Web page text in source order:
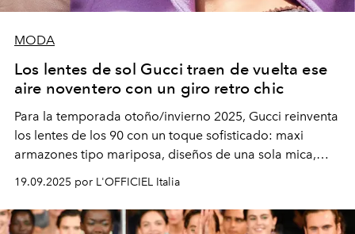
MODA
Los lentes de sol Gucci traen de vuelta ese
aire noventero con un giro retro chic
Para la temporada otoño/invierno 2025, Gucci reinventa
los lentes de los 90 con un toque sofisticado: maxi
armazones tipo mariposa, diseños de una sola mica,
modelos metálicos ovalados con vibra vintage y
elegantes monturas de acetato graduadas. ¿El detalle
que nunca pierde vigencia? La icónica doble G.
19.09.2025 por L'OFFICIEL Italia